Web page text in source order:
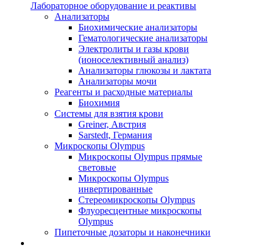
Лабораторное оборудование и реактивы
Анализаторы
Биохимические анализаторы
Гематологические анализаторы
Электролиты и газы крови
(ионоселективный анализ)
Анализаторы глюкозы и лактата
Анализаторы мочи
Реагенты и расходные материалы
Биохимия
Системы для взятия крови
Greiner, Австрия
Sarstedt, Германия
Микроскопы Olympus
Микроскопы Olympus прямые
световые
Микроскопы Olympus
инвертированные
Стереомикроскопы Olympus
Флуоресцентные микроскопы
Olympus
Пипеточные дозаторы и наконечники